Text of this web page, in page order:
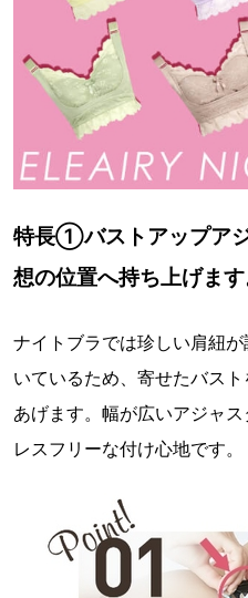
特長①バストアップア
想の位置へ持ち上げます
ナイトブラでは珍しい肩紐
いているため、寄せたバス
あげます。幅が広いアジャ
レスフリーな付け心地です。